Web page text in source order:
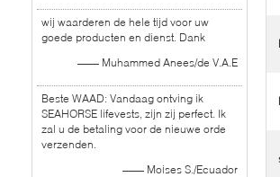
wij waarderen de hele tijd voor uw
goede producten en dienst. Dank
—— Muhammed Anees/de V.A.E
Beste WAAD: Vandaag ontving ik
SEAHORSE lifevests, zijn zij perfect. Ik
zal u de betaling voor de nieuwe orde
verzenden.
—— Moises S./Ecuador